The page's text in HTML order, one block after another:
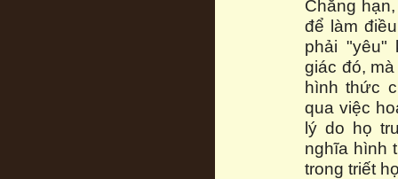
Chẳng
để làm
phải "yêu"
giác đó,
hình thức
qua việc
lý do họ
nghĩa hình
trong triết